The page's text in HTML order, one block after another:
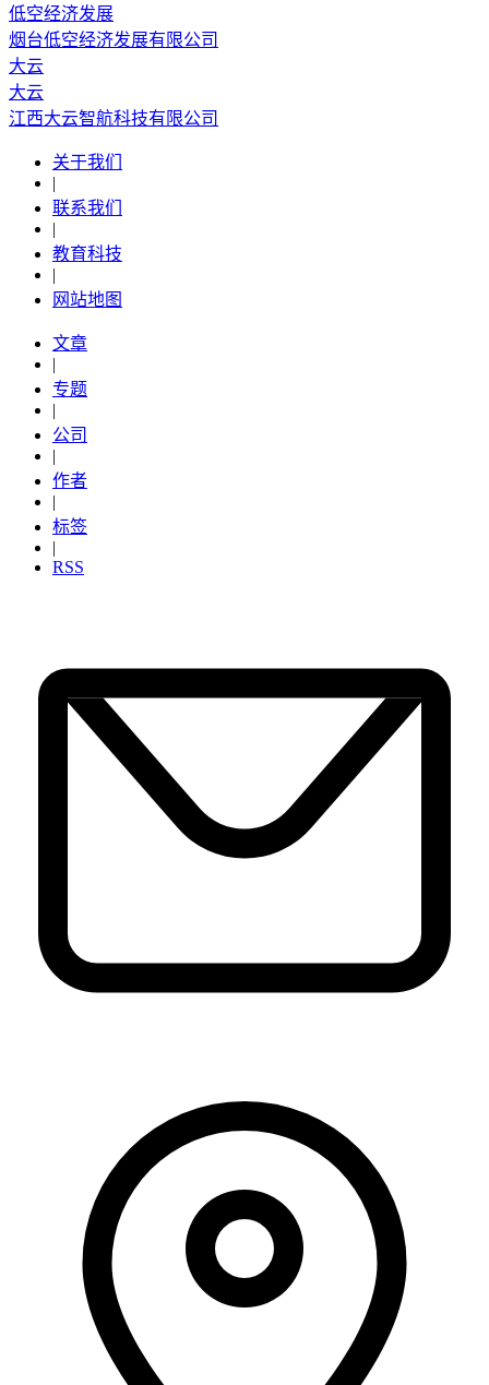
低空经济发展
烟台低空经济发展有限公司
大云
大云
江西大云智航科技有限公司
关于我们
|
联系我们
|
教育科技
|
网站地图
文章
|
专题
|
公司
|
作者
|
标签
|
RSS